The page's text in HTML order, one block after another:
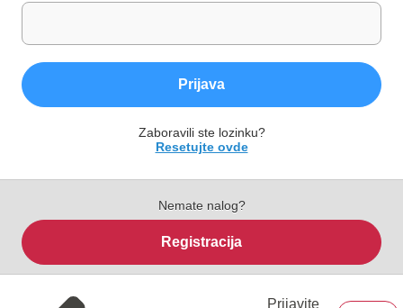
Prijava
Zaboravili ste lozinku?
Resetujte ovde
Nemate nalog?
Registracija
Prijavite